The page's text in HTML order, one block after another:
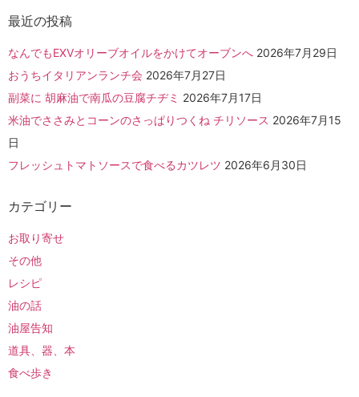
最近の投稿
なんでもEXVオリーブオイルをかけてオーブンへ 2026年7月29日
おうちイタリアンランチ会 2026年7月27日
副菜に 胡麻油で南瓜の豆腐チヂミ 2026年7月17日
米油でささみとコーンのさっぱりつくね チリソース 2026年7月15
日
フレッシュトマトソースで食べるカツレツ 2026年6月30日
カテゴリー
お取り寄せ
その他
レシピ
油の話
油屋告知
道具、器、本
食べ歩き